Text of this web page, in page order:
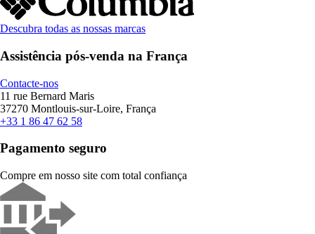
Descubra todas as nossas marcas
Assistência pós-venda na França
Contacte-nos
11 rue Bernard Maris
37270 Montlouis-sur-Loire, França
+33 1 86 47 62 58
Pagamento seguro
Compre em nosso site com total confiança